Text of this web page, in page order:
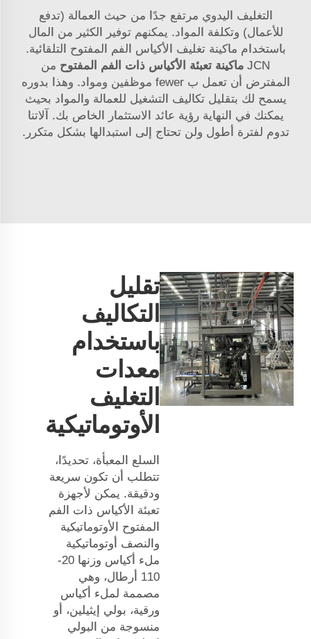
التغليف اليدوي مرتفع جدًا من حيث العمالة (تدفع
للأعمال) وتكلفة المواد. يمكنهم توفير الكثير من المال
باستخدام ماكينة تغليف الأكياس الفم المفتوح التلقائية.
JCN ماكينة تعبئة الأكياس ذات الفم المفتوح من
المفترض أن تعمل ب fewer موظفين ومواد. وهذا بدوره
يسمح لك بتقليل تكاليف التشغيل للعمالة والمواد بحيث
يمكنك في النهاية رؤية عائد الاستثمار الخاص بك. آلاتنا
تدوم لفترة أطول ولن تحتاج إلى استبدالها بشكل متكرر.
تقليل
التكاليف
باستخدام
معدات
التغليف
الأوتوماتيكية
السلع المعبأة، تحديدًا،
تتطلب أن تكون سريعة
ودقيقة. يمكن لأجهزة
تعبئة الأكياس ذات الفم
المفتوح الأوتوماتيكية
والنصف أوتوماتيكية
ملء أكياس وزنها 20-
110 أرطال، وهي
مصممة لملء أكياس
ورقية، بولي إيثيلين، أو
منسوجة من البولي